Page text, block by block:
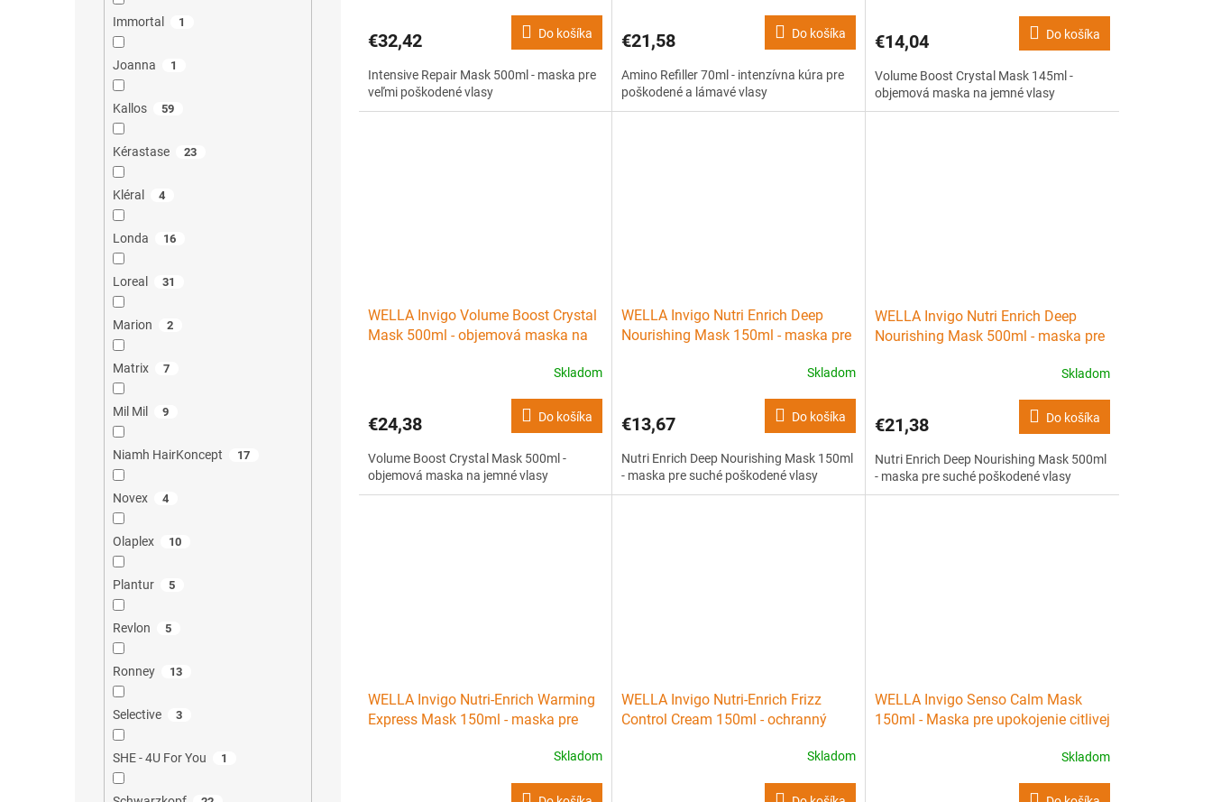
Immortal 1
Joanna 1
Kallos 59
Kérastase 23
Kléral 4
Londa 16
Loreal 31
Marion 2
Matrix 7
Mil Mil 9
Niamh HairKoncept 17
Novex 4
Olaplex 10
Plantur 5
Revlon 5
Ronney 13
Selective 3
SHE - 4U For You 1
€32,42 Do košíka
Intensive Repair Mask 500ml - maska pre
veľmi poškodené vlasy
€21,58 Do košíka
Amino Refiller 70ml - intenzívna kúra pre
poškodené a lámavé vlasy
€14,04 Do košíka
Volume Boost Crystal Mask 145ml -
objemová maska na jemné vlasy
WELLA Invigo Volume Boost Crystal
Mask 500ml - objemová maska na
Skladom
€24,38 Do košíka
Volume Boost Crystal Mask 500ml -
objemová maska na jemné vlasy
WELLA Invigo Nutri Enrich Deep
Nourishing Mask 150ml - maska pre
Skladom
€13,67 Do košíka
Nutri Enrich Deep Nourishing Mask 150ml
- maska pre suché poškodené vlasy
WELLA Invigo Nutri Enrich Deep
Nourishing Mask 500ml - maska pre
Skladom
€21,38 Do košíka
Nutri Enrich Deep Nourishing Mask 500ml
- maska pre suché poškodené vlasy
WELLA Invigo Nutri-Enrich Warming
Express Mask 150ml - maska pre
Skladom
WELLA Invigo Nutri-Enrich Frizz
Control Cream 150ml - ochranný
Skladom
WELLA Invigo Senso Calm Mask
150ml - Maska pre upokojenie citlivej
Skladom